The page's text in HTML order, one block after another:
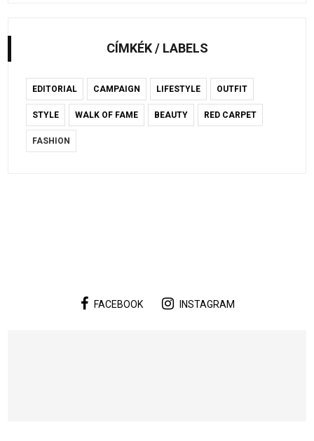
CÍMKÉK / LABELS
EDITORIAL CAMPAIGN LIFESTYLE OUTFIT
STYLE WALK OF FAME BEAUTY RED CARPET
FASHION
FACEBOOK INSTAGRAM